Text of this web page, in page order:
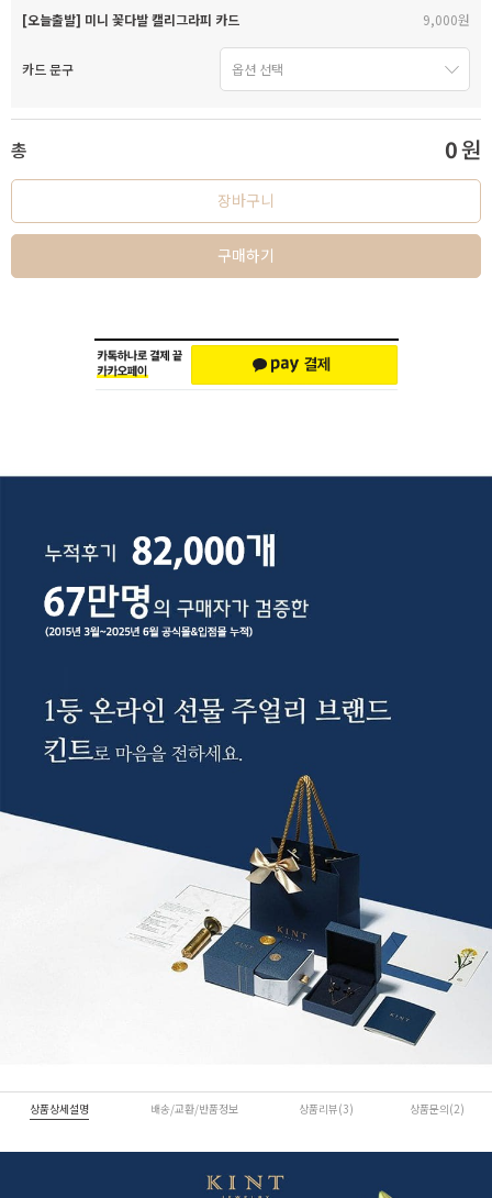
[오늘출발] 미니 꽃다발 캘리그라피 카드 9,000원
카드 문구
총 0원
장바구니
구매하기
상품상세설명 배송/교환/반품정보 상품리뷰(3) 상품문의(2)